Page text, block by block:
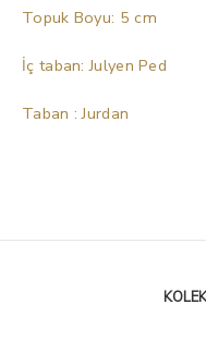
Topuk Boyu: 5 cm
İç taban: Julyen Ped
Taban : Jurdan